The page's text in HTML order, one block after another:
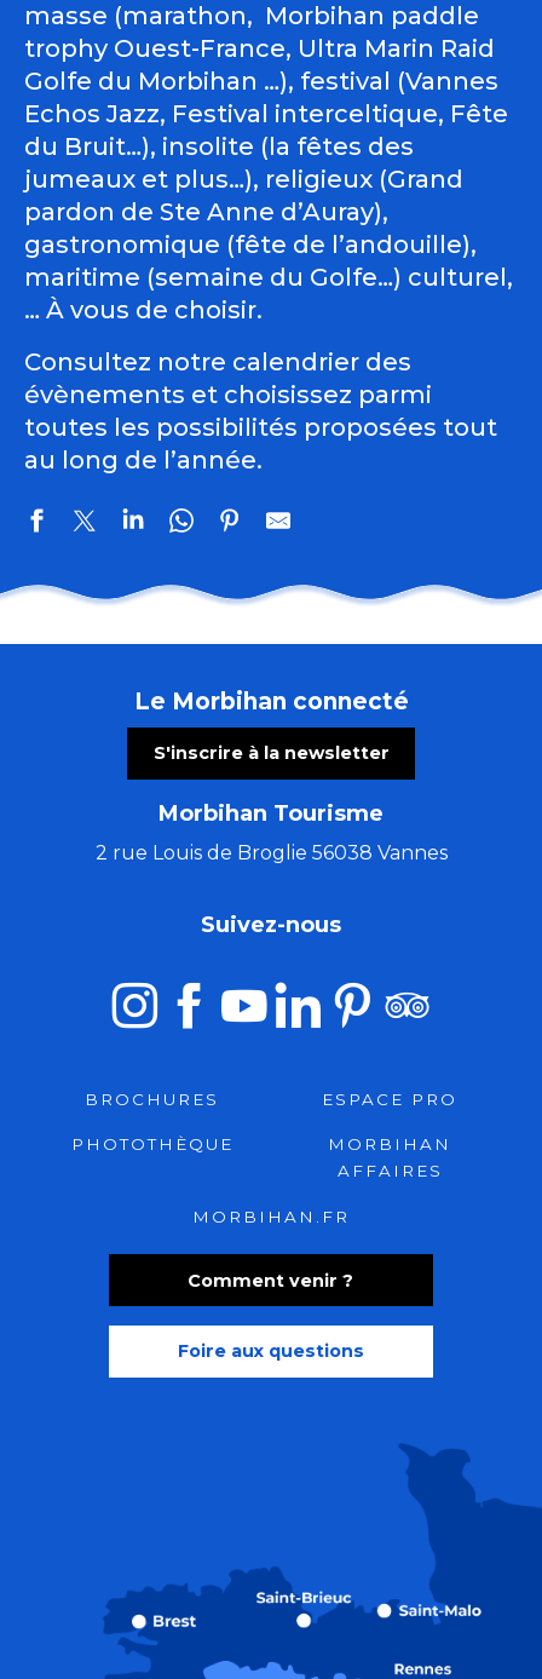
masse (marathon, Morbihan paddle
trophy Ouest-France, Ultra Marin Raid
Golfe du Morbihan …), festival (Vannes
Echos Jazz, Festival interceltique, Fête
du Bruit…), insolite (la fêtes des
jumeaux et plus…), religieux (Grand
pardon de Ste Anne d’Auray),
gastronomique (fête de l’andouille),
maritime (semaine du Golfe…) culturel,
… À vous de choisir.
Consultez notre calendrier des
évènements et choisissez parmi
toutes les possibilités proposées tout
au long de l’année.
Spectacles Sérenchantement
Ateliers : Voyage autour du lin
2e rallye du Centre-Bretagne
Pardon de Saint-Guénolé
Concert "A remonte dans le temps"
Le Morbihan connecté
S'inscrire à la newsletter
Morbihan Tourisme
2 rue Louis de Broglie 56038 Vannes
Comment venir ?
Foire aux questions
Suivez-nous
BROCHURES ESPACE PRO
PHOTOTHÈQUE
MORBIHAN
AFFAIRES
MORBIHAN.FR